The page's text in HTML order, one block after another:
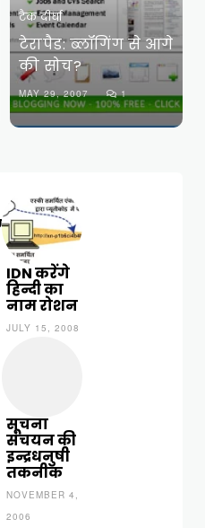
टैक दीर्घा
टेरापैड: ब्लॉगिंग से आगे
की सोच?
MAY 29, 2007 1
IDN करेंगे
हिन्दी का
नाम रोशन
JULY 15, 2008
सूचना
संचयन की
इन्द्रधनुषी
तकनीक
NOVEMBER 4,
2006